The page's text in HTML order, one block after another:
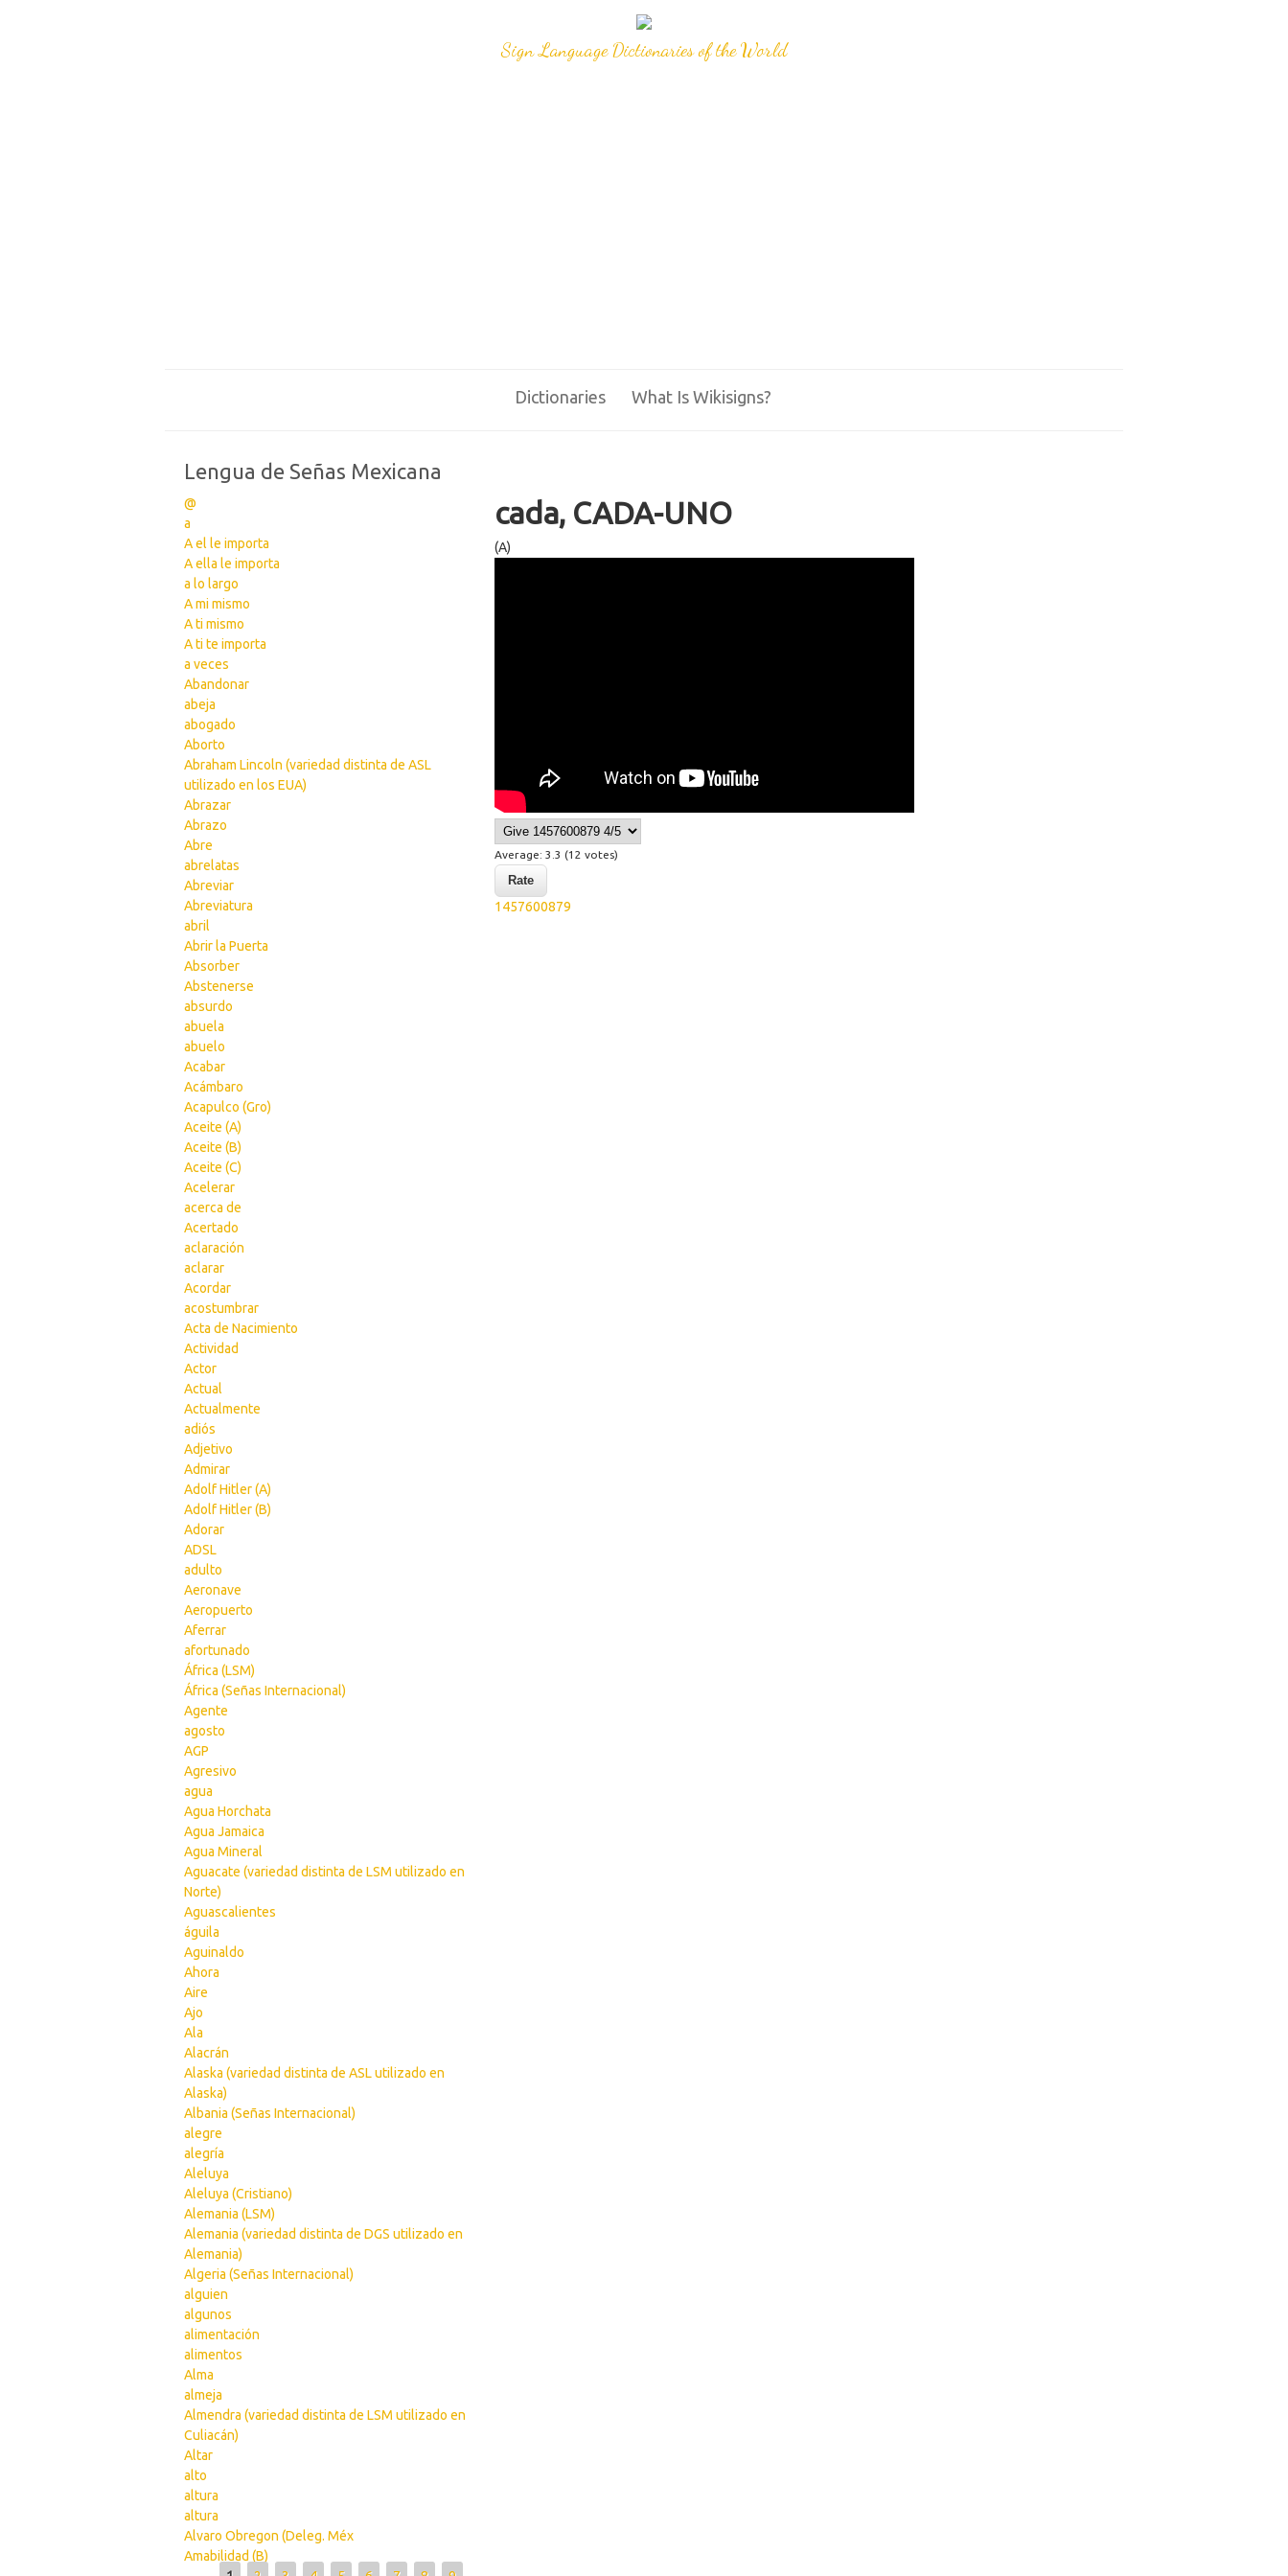
Sign Language Dictionaries of the World
Dictionaries What Is Wikisigns?
Lengua de Señas Mexicana
@
a
A el le importa
A ella le importa
a lo largo
A mi mismo
A ti mismo
A ti te importa
a veces
Abandonar
abeja
abogado
Aborto
Abraham Lincoln (variedad distinta de ASL
utilizado en los EUA)
Abrazar
Abrazo
Abre
abrelatas
Abreviar
Abreviatura
abril
Abrir la Puerta
Absorber
Abstenerse
absurdo
abuela
abuelo
Acabar
Acámbaro
Acapulco (Gro)
Aceite (A)
Aceite (B)
Aceite (C)
Acelerar
acerca de
Acertado
aclaración
aclarar
Acordar
acostumbrar
Acta de Nacimiento
Actividad
Actor
Actual
Actualmente
adiós
Adjetivo
Admirar
Adolf Hitler (A)
Adolf Hitler (B)
Adorar
ADSL
adulto
Aeronave
Aeropuerto
Aferrar
afortunado
África (LSM)
África (Señas Internacional)
Agente
agosto
AGP
Agresivo
agua
Agua Horchata
Agua Jamaica
Agua Mineral
Aguacate (variedad distinta de LSM utilizado en
Norte)
Aguascalientes
águila
Aguinaldo
Ahora
Aire
Ajo
Ala
Alacrán
Alaska (variedad distinta de ASL utilizado en
Alaska)
Albania (Señas Internacional)
alegre
alegría
Aleluya
Aleluya (Cristiano)
Alemania (LSM)
Alemania (variedad distinta de DGS utilizado en
Alemania)
Algeria (Señas Internacional)
alguien
algunos
alimentación
alimentos
Alma
almeja
Almendra (variedad distinta de LSM utilizado en
Culiacán)
Altar
alto
altura
altura
Alvaro Obregon (Deleg. Méx
Amabilidad (B)
cada, CADA-UNO
(A)
Average: 3.3 (12 votes)
1457600879